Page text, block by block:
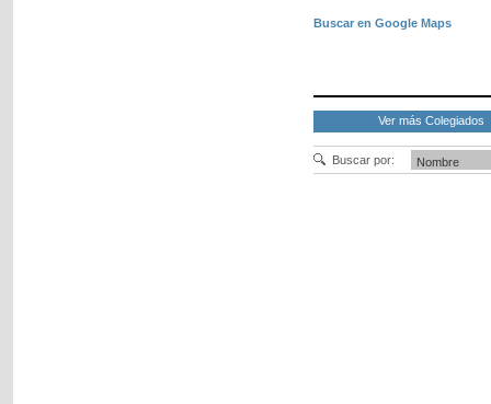
Buscar en Google Maps
Ver más Colegiados
Buscar por: